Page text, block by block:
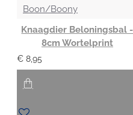
Boon/Boony
Knaagdier Beloningsbal -
8cm Wortelprint
€ 8,95